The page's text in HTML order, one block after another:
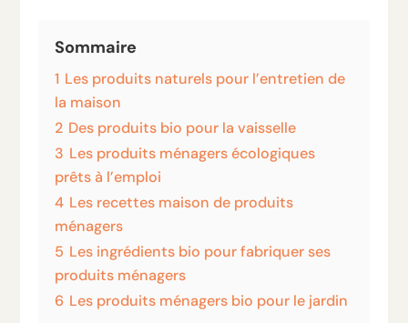
Sommaire
1 Les produits naturels pour l’entretien de
la maison
2 Des produits bio pour la vaisselle
3 Les produits ménagers écologiques
prêts à l’emploi
4 Les recettes maison de produits
ménagers
5 Les ingrédients bio pour fabriquer ses
produits ménagers
6 Les produits ménagers bio pour le jardin